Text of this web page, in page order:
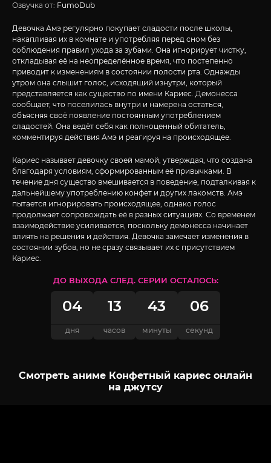
Озвучка от: FumoDub
Девочка Амэ регулярно покупает сладости после школы,
накапливая их в комнате и употребляя перед сном без
соблюдения правил ухода за зубами. Она игнорирует чистку,
откладывая её на неопределённое время, что постепенно
приводит к изменениям в состоянии полости рта. Однажды
утром она слышит голос, исходящий изнутри, который
представляется как существо по имени Кариес. Демонесса
сообщает, что поселилась внутри и намерена остаться,
объясняя своё появление постоянным употреблением
сладостей. Она ведёт себя как полноценный обитатель,
комментируя действия Амэ и реагируя на происходящее.
Кариес называет девочку своей мамой, утверждая, что создана
благодаря условиям, сформированным её привычками. В
течение дня существо вмешивается в поведение, подталкивая к
дальнейшему употреблению конфет и других лакомств. Амэ
пытается игнорировать происходящее, однако голос
продолжает сопровождать её в разных ситуациях. Со временем
взаимодействие усиливается, поскольку демонесса начинает
влиять на решения и действия. Девочка замечает изменения в
состоянии зубов, но не сразу связывает их с присутствием
Кариес.
ДО ВЫХОДА СЛЕД. СЕРИИ ОСТАЛОСЬ:
04
дня
13
часов
43
минуты
05
секунд
Смотреть аниме Конфетный кариес онлайн
на джутсу